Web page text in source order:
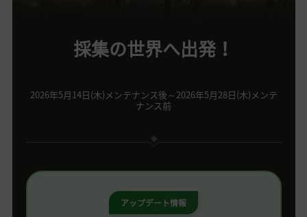
採集の世界へ出発！
2026年5月14日(木)メンテナンス後～2026年5月28日(木)メンテ
ナンス前
アップデート情報